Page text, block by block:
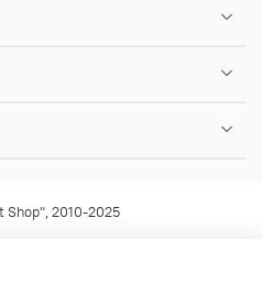
2010-2025